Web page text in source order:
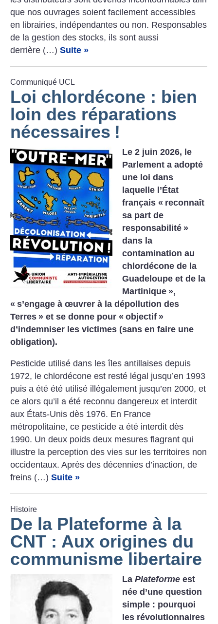
que nos ouvrages soient facilement accessibles
en librairies, indépendantes ou non. Responsables
de la gestion des stocks, ils sont aussi
derrière (…)Suite »
Communiqué UCL
Loi chlordécone : bien
loin des réparations
nécessaires !
Le 2 juin 2026, le
Parlement a adopté
une loi dans
laquelle l’État
français « reconnaît
sa part de
responsabilité »
dans la
contamination au
chlordécone de la
Guadeloupe et de la
Martinique »,
« s’engage à œuvrer à la dépollution des
Terres » et se donne pour « objectif »
d’indemniser les victimes (sans en faire une
obligation).
Pesticide utilisé dans les îles antillaises depuis
1972, le chlordécone est resté légal jusqu’en 1993
puis a été été utilisé illégalement jusqu’en 2000, et
ce alors qu’il a été reconnu dangereux et interdit
aux États-Unis dès 1976. En France
métropolitaine, ce pesticide a été interdit dès
1990. Un deux poids deux mesures flagrant qui
illustre la perception des vies sur les territoires non
occidentaux. Après des décennies d’inaction, de
freins (…)Suite »
Histoire
De la Plateforme à la
CNT : Aux origines du
communisme libertaire
LaPlateforme est
née d’une question
simple : pourquoi
les révolutionnaires